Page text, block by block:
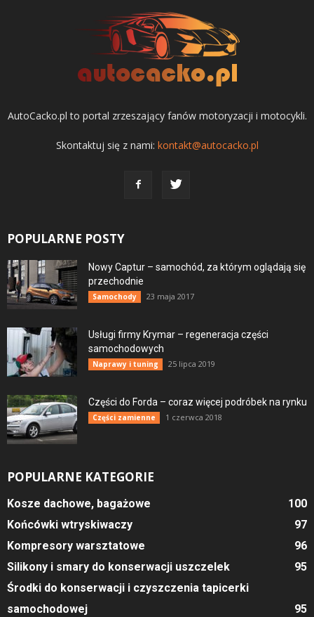
AutoCacko.pl to portal zrzeszający fanów motoryzacji i motocykli.
Skontaktuj się z nami: kontakt@autocacko.pl
POPULARNE POSTY
Nowy Captur – samochód, za którym oglądają się
przechodnie
Samochody 23 maja 2017
Usługi firmy Krymar – regeneracja części
samochodowych
Naprawy i tuning 25 lipca 2019
Części do Forda – coraz więcej podróbek na rynku
Części zamienne 1 czerwca 2018
POPULARNE KATEGORIE
Kosze dachowe, bagażowe
100
Końcówki wtryskiwaczy
97
Kompresory warsztatowe
96
Silikony i smary do konserwacji uszczelek
95
Środki do konserwacji i czyszczenia tapicerki
samochodowej
95